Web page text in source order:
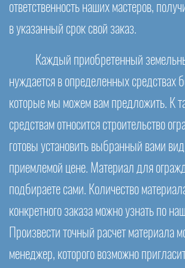
ответственность наших мастеров,
в указанный срок свой заказ.
Каждый приобретенный
нуждается в определенных средствах
которые мы можем вам предложить. К
средствам относится строительство
готовы установить выбранный вами
приемлемой цене. Материал для
подбираете сами. Количество
конкретного заказа можно узнать по
Произвести точный расчет материала
менеджер, которого возможно